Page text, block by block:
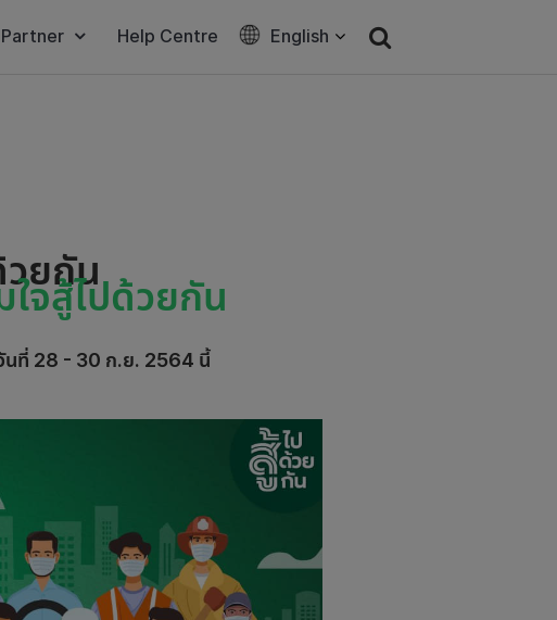
Help Centre English
ยกัน
จสู้ไปด้วยกัน
นที่ 28 - 30 ก.ย. 2564 นี้